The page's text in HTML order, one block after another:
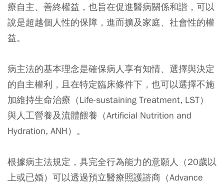
療自主、善終權益，也旨在促進醫病關係和諧，可以
說是超越個人性的保障，進而擴及家庭、社會性的權
益。
病主法的基本理念是確保病人享有知情、選擇與決定
的自主權利，且在特定臨床條件下，也可以選擇不施
加維持生命治療（Life-sustaining Treatment, LST）
與人工營養及流體餵養（Artificial Nutrition and
Hydration, ANH）。
根據病主法規定，具完全行為能力的意願人（20歲以
上或已婚）可以透過預立醫療照護諮商（Advance